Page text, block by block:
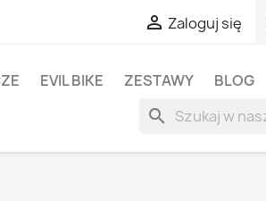
 Zaloguj się
EVIL BIKE ZESTAWY BLOG
search